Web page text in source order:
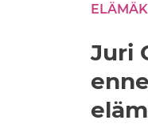
Juri